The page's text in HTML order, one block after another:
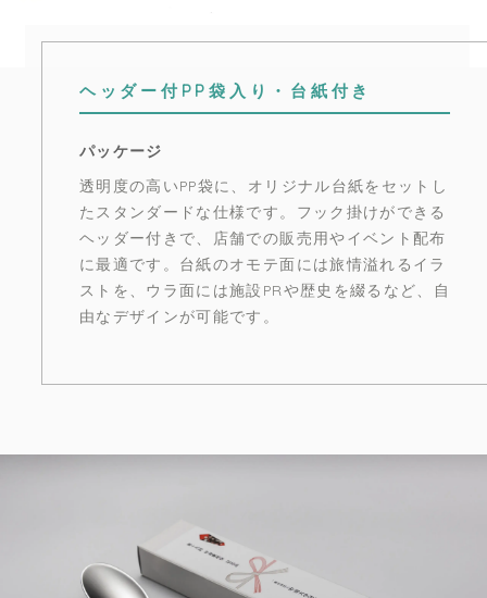
ヘッダー付PP袋入り・台紙付き
パッケージ
透明度の高いPP袋に、オリジナル台紙をセットし
たスタンダードな仕様です。フック掛けができる
ヘッダー付きで、店舗での販売用やイベント配布
に最適です。台紙のオモテ面には旅情溢れるイラ
ストを、ウラ面には施設PRや歴史を綴るなど、自
由なデザインが可能です。